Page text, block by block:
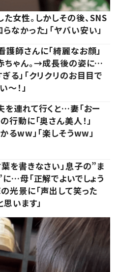
女性。しかしその後、SNS
なかった」「ヤバい安い」
護師さんに「綺麗なお顔」
ちゃん。→成長後の姿に…
る」「クリクリのお目目で
～！」
を連れて行くと…妻「おー
行動に「奥さん美人！」
るww」「楽しそうww」
葉を書きなさい」息子の”ま
…母「正解でよいでしょう
光景に「声出して笑った
思います」